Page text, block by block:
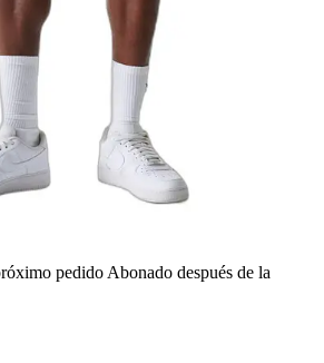
pedido Abonado después de la